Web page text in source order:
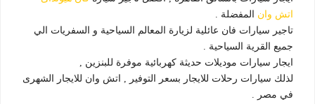
اتش وان المفضلة .
تاجير سيارات فان عائلية لزيارة المعالم السياحية و السفريات الي
جميع القرية السياحية .
ايجار سيارات موديلات حديثة كهربائية موفرة للبنزين ,
لذلك سيارات رحلات للايجار بسعر التوفير , اتش وان للايجار الشهرى
في مصر .